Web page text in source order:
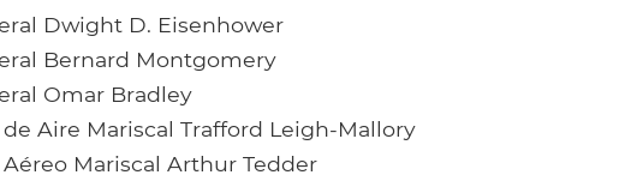
Dwight D. Eisenhower
Bernard Montgomery
Omar Bradley
Aire Mariscal Trafford Leigh-Mallory
Mariscal Arthur Tedder